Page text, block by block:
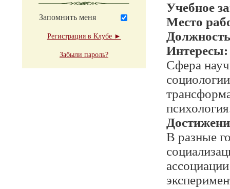
Запомнить меня
Регистрация в Клубе ►
Забыли пароль?
Учебное
Место
Интересы:
Сфера
В разные